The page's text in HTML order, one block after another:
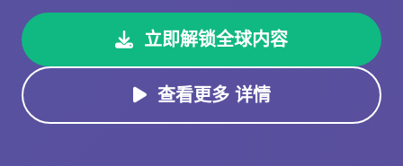
立即解锁全球内容
查看更多 详情